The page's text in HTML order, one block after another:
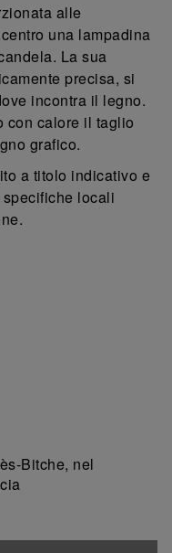
alle
una lampadina
La sua
precisa, si
incontra il legno.
con calore il taglio
grafico.
a titolo indicativo e
locali
Bitche, nel